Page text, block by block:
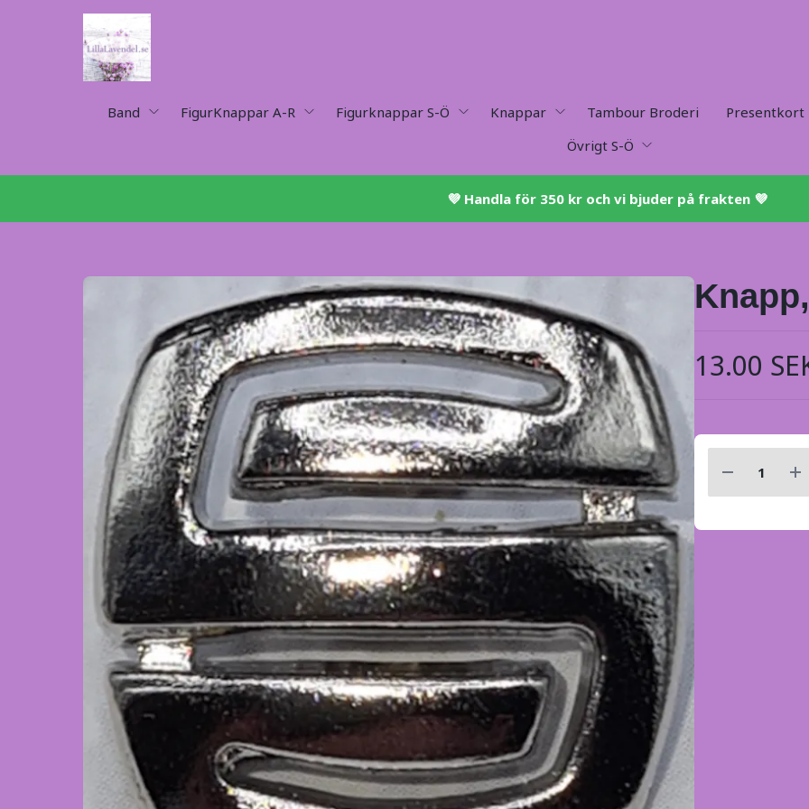
Band FigurKnappar A-R Figurknappar S-Ö Knappar Tambour Broderi Presentkort
Övrigt S-Ö
💜 ​Handla för 350 kr och vi bjuder på frakten 💜​
13.00